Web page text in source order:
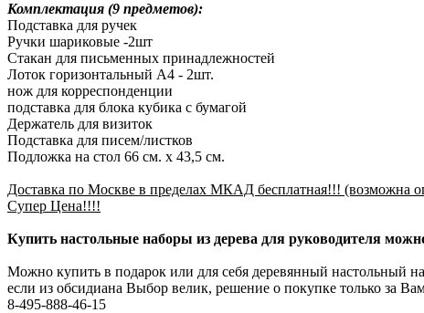
Комплектация (9 предметов):
Подставка для ручек
Ручки шариковые -2шт
Стакан для письменных принадлежностей
Лоток горизонтальный А4 - 2шт.
нож для корреспонденции
подставка для блока кубика с бумагой
Держатель для визиток
Подставка для писем/листков
Подложка на стол 66 см. x 43,5 см.
Доставка по Москве в пределах МКАД бесплатная!!! (возможна
Супер Цена!!!!
Купить настольные наборы из дерева для руководителя
Можно купить в подарок или для себя деревянный настольный
если из обсидиана Выбор велик, решение о покупке только за
8-495-888-46-15